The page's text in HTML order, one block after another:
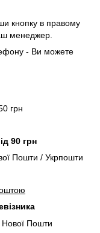
кнопку в правому
менеджер.
- Ви можете
грн
90 грн
Пошти / Укрпошти
Нової Пошти